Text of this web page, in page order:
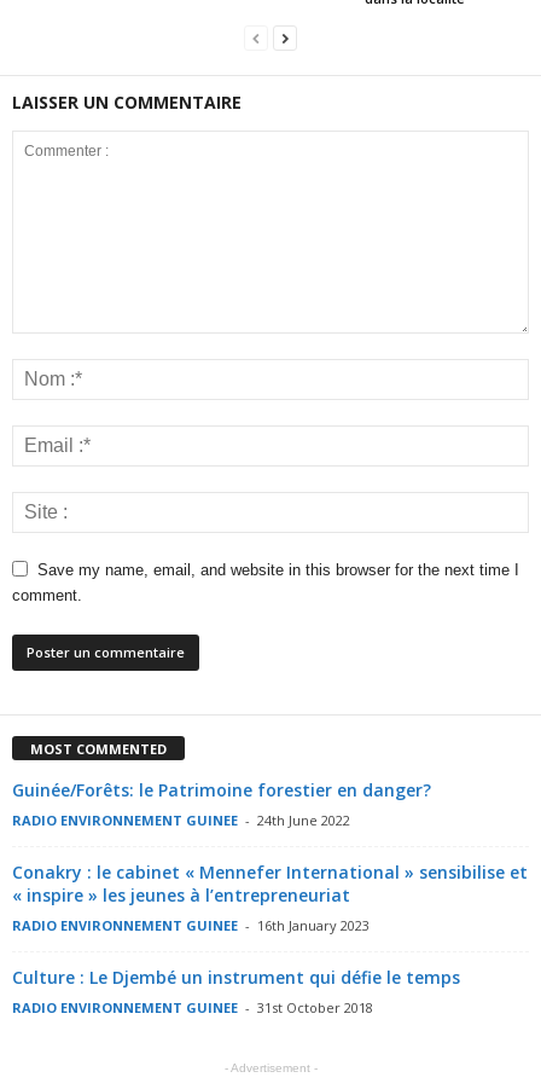
LAISSER UN COMMENTAIRE
Save my name, email, and website in this browser for the next time I
comment.
MOST COMMENTED
Guinée/Forêts: le Patrimoine forestier en danger?
RADIO ENVIRONNEMENT GUINEE - 24th June 2022
Conakry : le cabinet « Mennefer International » sensibilise et
« inspire » les jeunes à l’entrepreneuriat
RADIO ENVIRONNEMENT GUINEE - 16th January 2023
Culture : Le Djembé un instrument qui défie le temps
RADIO ENVIRONNEMENT GUINEE - 31st October 2018
- Advertisement -